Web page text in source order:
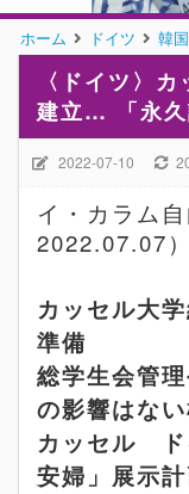
ホーム ドイツ 韓
〈ドイツ〉
建立… 「永久
2022-07-10
イ・カラム
2022.07.07）
カッセル大
準備
総学生会管
の影響はな
カッセル ド
安婦」展示